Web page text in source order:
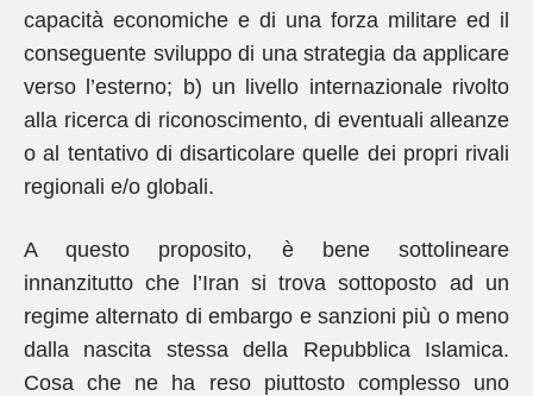
capacità economiche e di una forza militare ed il
conseguente sviluppo di una strategia da applicare
verso l’esterno; b) un livello internazionale rivolto
alla ricerca di riconoscimento, di eventuali alleanze
o al tentativo di disarticolare quelle dei propri rivali
regionali e/o globali.
A questo proposito, è bene sottolineare
innanzitutto che l’Iran si trova sottoposto ad un
regime alternato di embargo e sanzioni più o meno
dalla nascita stessa della Repubblica Islamica.
Cosa che ne ha reso piuttosto complesso uno